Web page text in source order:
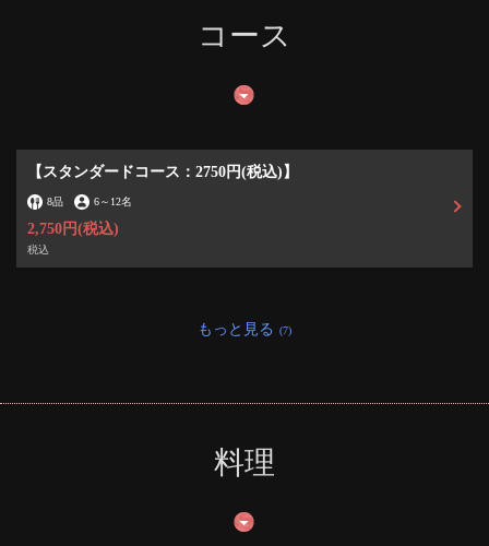
コース
【スタンダードコース：2750円(税込)】
8品 6～ 12名
2,750円(税込)
税込
もっと見る (7)
料理